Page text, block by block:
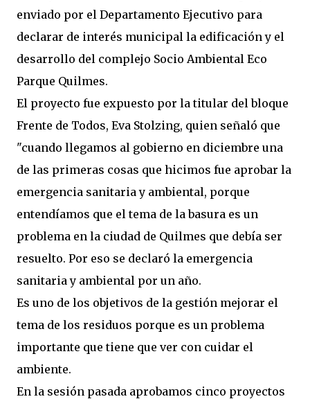
enviado por el Departamento Ejecutivo para
declarar de interés municipal la edificación y el
desarrollo del complejo Socio Ambiental Eco
Parque Quilmes.
El proyecto fue expuesto por la titular del bloque
Frente de Todos, Eva Stolzing, quien señaló que
"cuando llegamos al gobierno en diciembre una
de las primeras cosas que hicimos fue aprobar la
emergencia sanitaria y ambiental, porque
entendíamos que el tema de la basura es un
problema en la ciudad de Quilmes que debía ser
resuelto. Por eso se declaró la emergencia
sanitaria y ambiental por un año.
Es uno de los objetivos de la gestión mejorar el
tema de los residuos porque es un problema
importante que tiene que ver con cuidar el
ambiente.
En la sesión pasada aprobamos cinco proyectos